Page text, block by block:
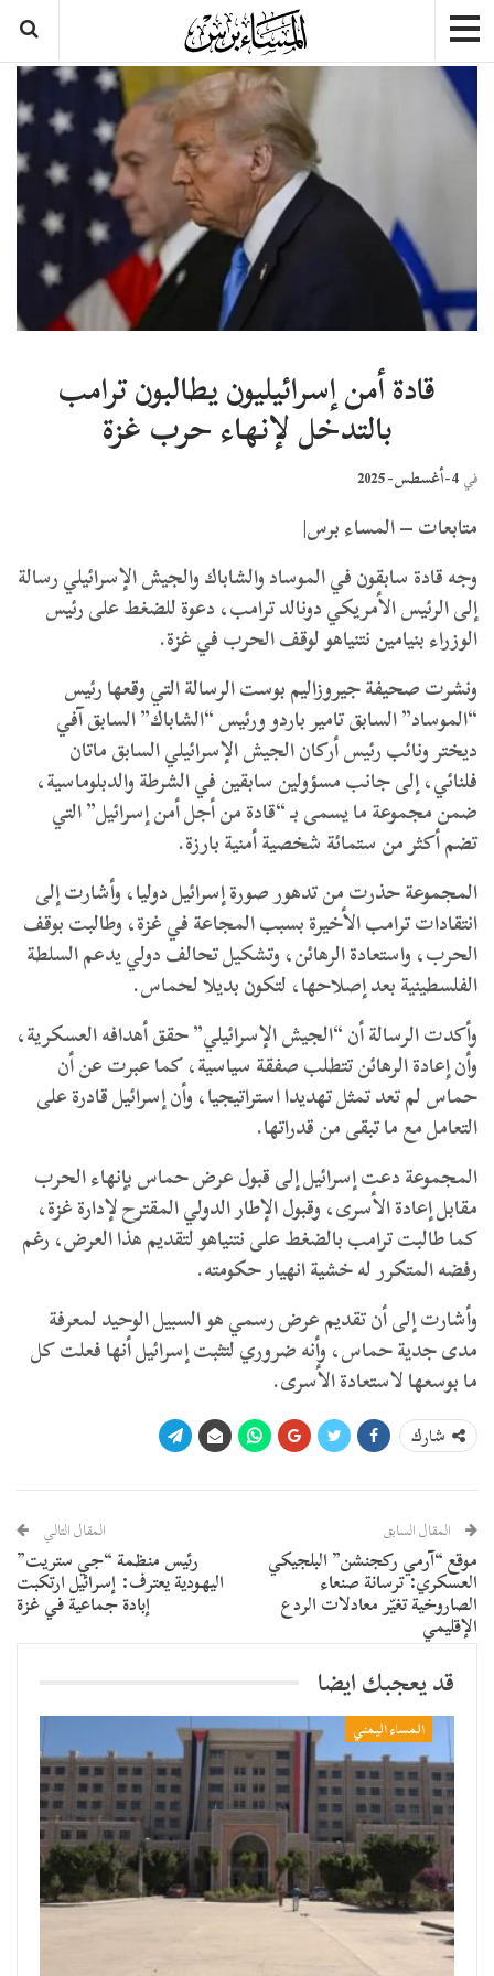
قادة أمن إسرائيليون يطالبون ترامب
بالتدخل لإنهاء حرب غزة
في 4-أغسطس- 2025
متابعات – المساء برس|
وجه قادة سابقون في الموساد والشاباك والجيش الإسرائيلي رسالة
إلى الرئيس الأمريكي دونالد ترامب، دعوة للضغط على رئيس
الوزراء بنيامين نتنياهو لوقف الحرب في غزة.
ونشرت صحيفة جيروزاليم بوست الرسالة التي وقعها رئيس
“الموساد” السابق تامير باردو ورئيس “الشاباك” السابق آفي
ديختر ونائب رئيس أركان الجيش الإسرائيلي السابق ماتان
فلنائي، إلى جانب مسؤولين سابقين في الشرطة والدبلوماسية،
ضمن مجموعة ما يسمى بـ “قادة من أجل أمن إسرائيل” التي
تضم أكثر من ستمائة شخصية أمنية بارزة.
المجموعة حذرت من تدهور صورة إسرائيل دوليا، وأشارت إلى
انتقادات ترامب الأخيرة بسبب المجاعة في غزة، وطالبت بوقف
الحرب، واستعادة الرهائن، وتشكيل تحالف دولي يدعم السلطة
الفلسطينية بعد إصلاحها، لتكون بديلا لحماس.
وأكدت الرسالة أن “الجيش الإسرائيلي” حقق أهدافه العسكرية،
وأن إعادة الرهائن تتطلب صفقة سياسية، كما عبرت عن أن
حماس لم تعد تمثل تهديدا استراتيجيا، وأن إسرائيل قادرة على
التعامل مع ما تبقى من قدراتها.
المجموعة دعت إسرائيل إلى قبول عرض حماس بإنهاء الحرب
مقابل إعادة الأسرى، وقبول الإطار الدولي المقترح لإدارة غزة،
كما طالبت ترامب بالضغط على نتنياهو لتقديم هذا العرض، رغم
رفضه المتكرر له خشية انهيار حكومته.
وأشارت إلى أن تقديم عرض رسمي هو السبيل الوحيد لمعرفة
مدى جدية حماس، وأنه ضروري لتثبت إسرائيل أنها فعلت كل
ما بوسعها لاستعادة الأسرى.
شارك
المقال السابق
موقع “آرمي ركجنشن” البلجيكي
العسكري: ترسانة صنعاء
الصاروخية تغيّر معادلات الردع
الإقليمي
المقال التالي
رئيس منظمة “جي ستريت”
اليهودية يعترف: إسرائيل ارتكبت
إبادة جماعية في غزة
قد يعجبك ايضا
المساء اليمني